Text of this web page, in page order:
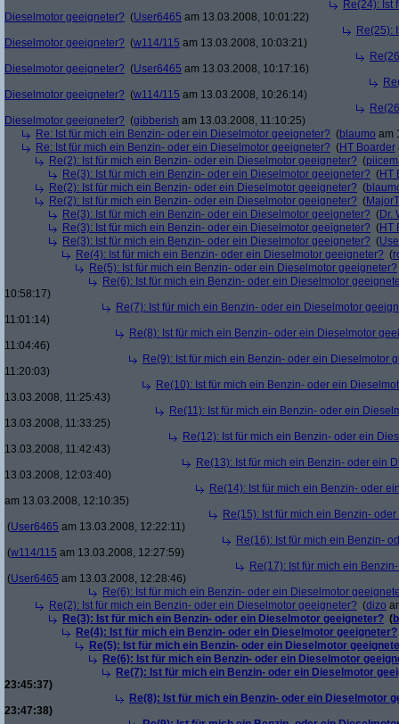
Re(24): Ist
Dieselmotor geeigneter? (User6465 am 13.03.2008, 10:01:22)
Re(25):
Dieselmotor geeigneter? (w114/115 am 13.03.2008, 10:03:21)
Dieselmotor geeigneter? (User6465 am 13.03.2008, 10:17:16)
Dieselmotor geeigneter? (w114/115 am 13.03.2008, 10:26:14)
Dieselmotor geeigneter? (gibberish am 13.03.2008, 11:10:25)
Re: Ist für mich ein Benzin- oder ein Dieselmotor geeigneter? (blaumo am
Re: Ist für mich ein Benzin- oder ein Dieselmotor geeigneter? (HT Boarder
Re(2): Ist für mich ein Benzin- oder ein Dieselmotor geeigneter? (
Re(3): Ist für mich ein Benzin- oder ein Dieselmotor geeigneter? (HT
Re(2): Ist für mich ein Benzin- oder ein Dieselmotor geeigneter? (
Re(2): Ist für mich ein Benzin- oder ein Dieselmotor geeigneter? (
Re(3): Ist für mich ein Benzin- oder ein Dieselmotor geeigneter? (Dr.
Re(3): Ist für mich ein Benzin- oder ein Dieselmotor geeigneter? (HT
Re(3): Ist für mich ein Benzin- oder ein Dieselmotor geeigneter? (
Re(4): Ist für mich ein Benzin- oder ein Dieselmotor geeigneter? (
Re(5): Ist für mich ein Benzin- oder ein Dieselmotor geeigneter?
Re(6): Ist für mich ein Benzin- oder ein Dieselmotor
10:58:17)
Re(7): Ist für mich ein Benzin- oder ein Dieselmotor
11:01:14)
Re(8): Ist für mich ein Benzin- oder ein Dieselmotor
11:04:46)
Re(9): Ist für mich ein Benzin- oder ein Dieselmotor
11:20:03)
Re(10): Ist für mich ein Benzin- oder ein
13.03.2008, 11:25:43)
Re(11): Ist für mich ein Benzin- oder ein
13.03.2008, 11:33:25)
Re(12): Ist für mich ein Benzin- oder ein
13.03.2008, 11:42:43)
Re(13): Ist für mich ein Benzin- oder ein
13.03.2008, 12:03:40)
Re(14): Ist für mich ein Benzin- oder
am 13.03.2008, 12:10:35)
Re(15): Ist für mich ein Benzin-
(User6465 am 13.03.2008, 12:22:11)
Re(16): Ist für mich ein Benzin-
(w114/115 am 13.03.2008, 12:27:59)
Re(17): Ist für mich ein
(User6465 am 13.03.2008, 12:28:46)
Re(6): Ist für mich ein Benzin- oder ein Dieselmotor
Re(2): Ist für mich ein Benzin- oder ein Dieselmotor geeigneter? (dizo
Re(3): Ist für mich ein Benzin- oder ein Dieselmotor geeigneter? (
Re(4): Ist für mich ein Benzin- oder ein Dieselmotor geeigneter?
Re(5): Ist für mich ein Benzin- oder ein Dieselmotor
Re(6): Ist für mich ein Benzin- oder ein Dieselmotor
Re(7): Ist für mich ein Benzin- oder ein Dieselmotor
23:45:37)
Re(8): Ist für mich ein Benzin- oder ein Dieselmotor
23:47:38)